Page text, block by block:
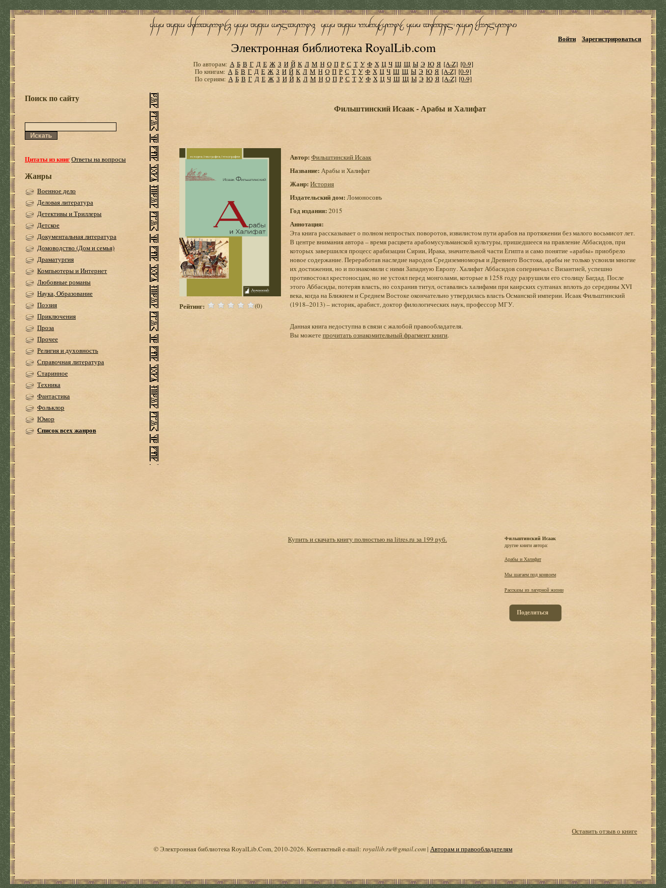
Электронная библиотека RoyalLib.com
Войти Зарегистрироваться
По авторам: А Б В Г Д Е Ж З И Й К Л М Н О П Р С Т У Ф Х Ц Ч Ш Щ Ы Э Ю Я [A-Z] [0-9]
По книгам: А Б В Г Д Е Ж З И Й К Л М Н О П Р С Т У Ф Х Ц Ч Ш Щ Ы Э Ю Я [A-Z] [0-9]
По сериям: А Б В Г Д Е Ж З И Й К Л М Н О П Р С Т У Ф Х Ц Ч Ш Щ Ы Э Ю Я [A-Z] [0-9]
Поиск по сайту
Цитаты из книгОтветы на вопросы
Жанры
Военное дело
Деловая литература
Детективы и Триллеры
Детское
Документальная литература
Домоводство (Дом и семья)
Драматургия
Компьютеры и Интернет
Любовные романы
Наука, Образование
Поэзия
Приключения
Проза
Прочее
Религия и духовность
Справочная литература
Старинное
Техника
Фантастика
Фольклор
Юмор
Список всех жанров
Фильштинский Исаак - Арабы и Халифат
Рейтинг: (0)
Автор: Фильштинский Исаак
Название: Арабы и Халифат
Жанр: История
Издательский дом: Ломоносовъ
Год издания: 2015
Аннотация:
Эта книга рассказывает о полном непростых поворотов, извилистом пути арабов на протяжении без малого восьмисот лет.
В центре внимания автора – время расцвета арабомусульманской культуры, пришедшееся на правление Аббасидов, при
которых завершился процесс арабизации Сирии, Ирака, значительной части Египта и само понятие «арабы» приобрело
новое содержание. Переработав наследие народов Средиземноморья и Древнего Востока, арабы не только усвоили многие
их достижения, но и познакомили с ними Западную Европу. Халифат Аббасидов соперничал с Византией, успешно
противостоял крестоносцам, но не устоял перед монголами, которые в 1258 году разрушили его столицу Багдад. После
этого Аббасиды, потеряв власть, но сохранив титул, оставались халифами при каирских султанах вплоть до середины XVI
века, когда на Ближнем и Среднем Востоке окончательно утвердилась власть Османской империи. Исаак Фильштинский
(1918–2013) – историк, арабист, доктор филологических наук, профессор МГУ.
Данная книга недоступна в связи с жалобой правообладателя.
Вы можетепрочитать ознакомительный фрагмент книги.
Купить и скачать книгу полностью на litres.ru за 199 руб.
Фильштинский Исаак
другие книги автора:
Арабы и Халифат
Мы шагаем под конвоем
Рассказы из лагерной жизни
Поделиться
Оставить отзыв о книге
© Электронная библиотека RoyalLib.Com, 2010-2026. Контактный e-mail: royallib.ru@gmail.com| Авторам и правообладателям